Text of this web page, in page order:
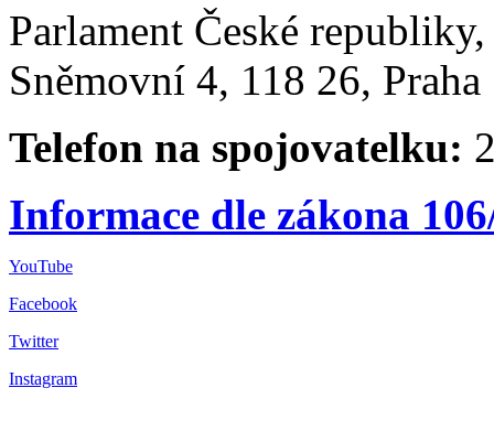
Parlament České
Sněmovní 4, 118 26,
Telefon na spojovatelku:
Informace dle zákona
YouTube
Facebook
Twitter
Instagram